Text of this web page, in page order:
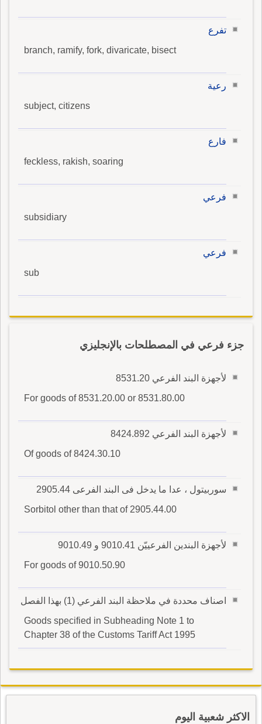
تفرع
branch, ramify, fork, divaricate, bisect
رعية
subject, citizens
فارع
feckless, rakish, soaring
فرعي
subsidiary
فرعي
sub
جزء فرعي في المصطلحات بالإنجليزي
لأجهزة البند الفرعي 8531.20
For goods of 8531.20.00 or 8531.80.00
لأجهزة البند الفرعي 8424.892
Of goods of 8424.30.10
سوربيتول ، عدا ما يدخل فى البند الفرعى 2905.44
Sorbitol other than that of 2905.44.00
لأجهزة البندين الفرعييّن 9010.41 و 9010.49
For goods of 9010.50.90
اصناف محددة في ملاحظة البند الفرعي (1) بهذا الفصل
Goods specified in Subheading Note 1 to
Chapter 38 of the Customs Tariff Act 1995
الاكثر شعبية اليوم